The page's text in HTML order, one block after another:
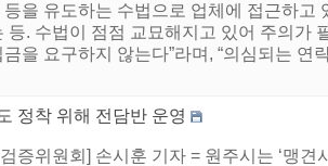
을 유도하는 수법으로 업체에 접근하고
. 수법이 점점 교묘해지고 있어 주의가
을 요구하지 않는다”라며, “의심되는 연
정착 위해 전담반 운영
증위원회] 손시훈 기자 = 원주시는 ‘맹견